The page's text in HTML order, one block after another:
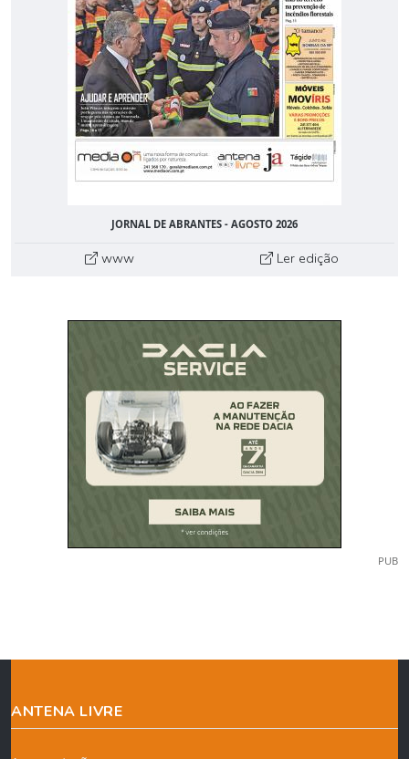
JORNAL DE ABRANTES - AGOSTO 2026
www Ler edição
PUB
ANTENA LIVRE